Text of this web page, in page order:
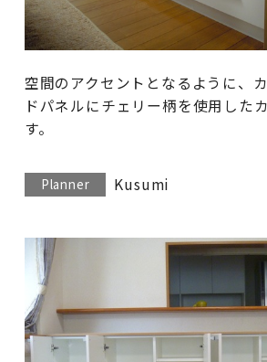
空間のアクセントとなるように、
ドパネルにチェリー柄を使用した
す。
Planner Kusumi